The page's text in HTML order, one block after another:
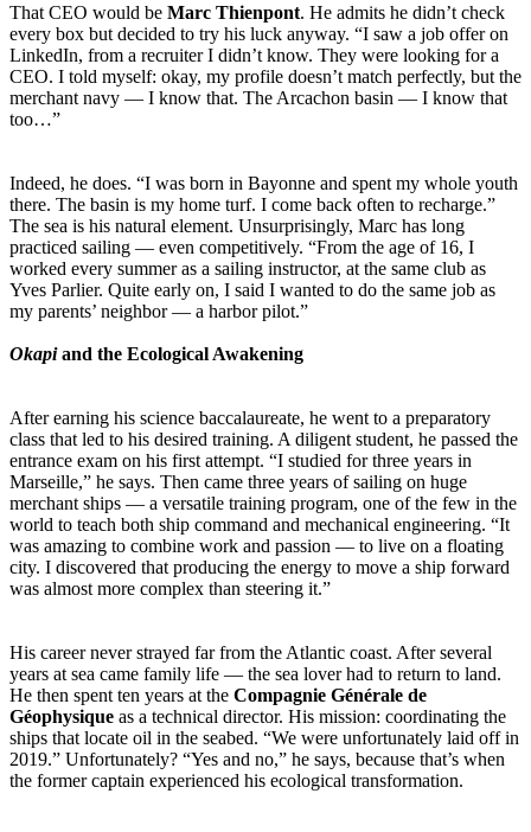
That CEO would be Marc Thienpont. He admits he didn’t check
every box but decided to try his luck anyway. “I saw a job offer on
LinkedIn, from a recruiter I didn’t know. They were looking for a
CEO. I told myself: okay, my profile doesn’t match perfectly, but the
merchant navy — I know that. The Arcachon basin — I know that
too…”
Indeed, he does. “I was born in Bayonne and spent my whole youth
there. The basin is my home turf. I come back often to recharge.”
The sea is his natural element. Unsurprisingly, Marc has long
practiced sailing — even competitively. “From the age of 16, I
worked every summer as a sailing instructor, at the same club as
Yves Parlier. Quite early on, I said I wanted to do the same job as
my parents’ neighbor — a harbor pilot.”
Okapiand the Ecological Awakening
After earning his science baccalaureate, he went to a preparatory
class that led to his desired training. A diligent student, he passed the
entrance exam on his first attempt. “I studied for three years in
Marseille,” he says. Then came three years of sailing on huge
merchant ships — a versatile training program, one of the few in the
world to teach both ship command and mechanical engineering. “It
was amazing to combine work and passion — to live on a floating
city. I discovered that producing the energy to move a ship forward
was almost more complex than steering it.”
His career never strayed far from the Atlantic coast. After several
years at sea came family life — the sea lover had to return to land.
He then spent ten years at the Compagnie Générale de
Géophysique as a technical director. His mission: coordinating the
ships that locate oil in the seabed. “We were unfortunately laid off in
2019.” Unfortunately? “Yes and no,” he says, because that’s when
the former captain experienced his ecological transformation.